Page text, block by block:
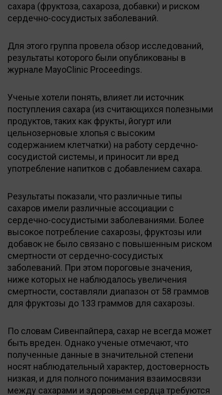
сахара (фруктоза, сахароза, добавки) и риском
сердечно-сосудистых заболеваний.
Для этого группа провела обзор исследований,
результаты которого были опубликованы в
журнале MayoClinic Proceedings.
Ученые хотели понять, влияет ли источник
поступления сахара (из считающихся полезными
продуктов, таких как фрукты, йогурт или
цельнозерновые хлопья с высоким
содержанием клетчатки) на работу сердечно-
сосудистой системы, и приносит ли вред
употребление напитков с добавлением сахара.
Результаты показали, что различные типы
сахаров имели различные ассоциации с
сердечно-сосудистыми заболеваниями. Более
высокое потребление сахарозы, фруктозы или
добавок не было связано с повышенным риском
смертности от сердечно-сосудистых
заболеваний. При этом пороговые значения,
ниже которых не наблюдалось увеличения
смертности, составляли диапазон от 58 граммов
для фруктозы до 133 граммов для сахарозы.
По словам Сивенпайпера, сахар не всегда может
быть вреден. Однако ученые отмечают, что
полученные данные в значительной степени
носят наблюдательный характер, достоверность
низкая, и для полного понимания взаимосвязи
между сахарами и здоровьем сердца требуются